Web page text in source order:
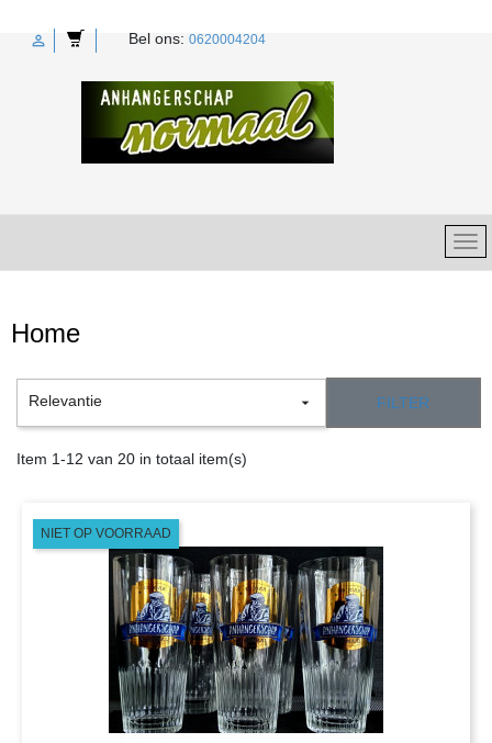
 Bel ons: 0620004204
Home
Relevantie  FILTER
Item 1-12 van 20 in totaal item(s)
NIET OP VOORRAAD